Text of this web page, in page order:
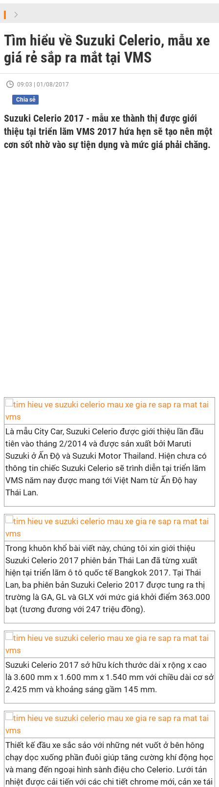
Tìm hiểu về Suzuki Celerio, mẫu xe
giá rẻ sắp ra mắt tại VMS
09:03 | 01/08/2017
Chia sẻ
Suzuki Celerio 2017 - mẫu xe thành thị được giới
thiệu tại triển lãm VMS 2017 hứa hẹn sẽ tạo nên một
cơn sốt nhờ vào sự tiện dụng và mức giá phải chăng.
Là mẫu City Car, Suzuki Celerio được giới thiệu lần đầu
tiên vào tháng 2/2014 và được sản xuất bởi Maruti
Suzuki ở Ấn Độ và Suzuki Motor Thailand. Hiện chưa có
thông tin chiếc Suzuki Celerio sẽ trình diễn tại triển lãm
VMS năm nay được mang tới Việt Nam từ Ấn Độ hay
Thái Lan.
Trong khuôn khổ bài viết này, chúng tôi xin giới thiệu
Suzuki Celerio 2017 phiên bản Thái Lan đã từng xuất
hiện tại triển lãm ô tô quốc tế Bangkok 2017. Tại Thái
Lan, ba phiên bản Suzuki Celerio 2017 được tung ra thị
trường là GA, GL và GLX với mức giá khởi điểm 363.000
bạt (tương đương với 247 triệu đồng).
Suzuki Celerio 2017 sở hữu kích thước dài x rộng x cao
là 3.600 mm x 1.600 mm x 1.540 mm với chiều dài cơ sở
2.425 mm và khoảng sáng gầm 145 mm.
Thiết kế đầu xe sắc sảo với những nét vuốt ở bên hông
chạy dọc xuống phần đuôi giúp tăng cường khí động học
và mang đến ngoại hình sành điệu cho Celerio. Lưới tản
nhiệt được cải tiến với các chi tiết chrome mới, cản xe tái